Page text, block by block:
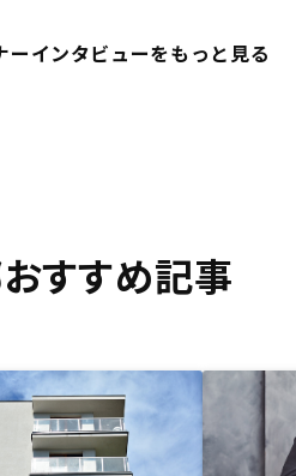
ーインタビューをもっと見る
すすめ記事